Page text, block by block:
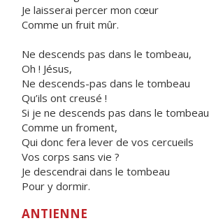
Je laisserai percer mon cœur
Comme un fruit mûr.
Ne descends pas dans le tombeau,
Oh ! Jésus,
Ne descends-pas dans le tombeau
Qu’ils ont creusé !
Si je ne descends pas dans le tombeau
Comme un froment,
Qui donc fera lever de vos cercueils
Vos corps sans vie ?
Je descendrai dans le tombeau
Pour y dormir.
ANTIENNE